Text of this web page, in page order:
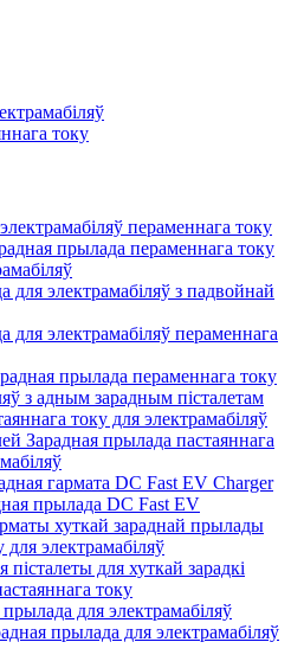
току
пераменнага току
прылада пераменнага току
для электрамабіляў з падвойнай
для электрамабіляў пераменнага
прылада пераменнага току
з адным зарадным пісталетам
току для электрамабіляў
Зарадная прылада пастаяннага
гармата DC Fast EV Charger
прылада DC Fast EV
хуткай зараднай прылады
для электрамабіляў
для хуткай зарадкі
току
для электрамабіляў
прылада для электрамабіляў